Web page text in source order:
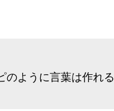
のように言葉は作れる